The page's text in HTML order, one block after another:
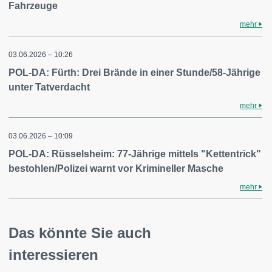
Fahrzeuge
mehr
03.06.2026 – 10:26
POL-DA: Fürth: Drei Brände in einer Stunde/58-Jährige
unter Tatverdacht
mehr
03.06.2026 – 10:09
POL-DA: Rüsselsheim: 77-Jährige mittels "Kettentrick"
bestohlen/Polizei warnt vor Krimineller Masche
mehr
Das könnte Sie auch
interessieren